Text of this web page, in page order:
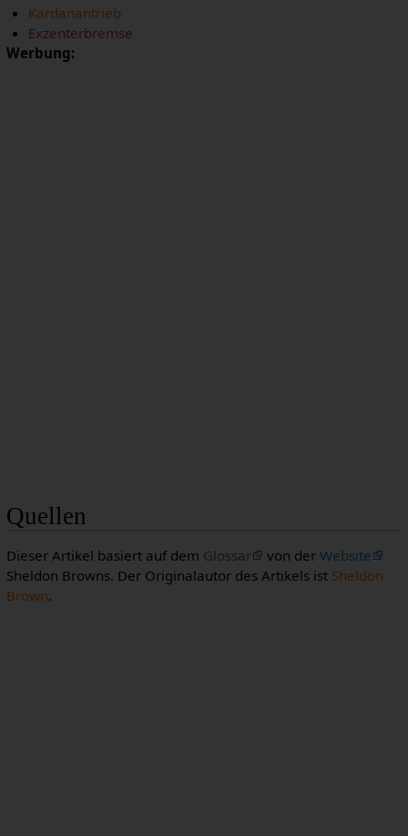
Kardanantrieb
Exzenterbremse
Werbung:
Quellen
Dieser Artikel basiert auf dem Glossar von der Website
Sheldon Browns. Der Originalautor des Artikels ist Sheldon
Brown.